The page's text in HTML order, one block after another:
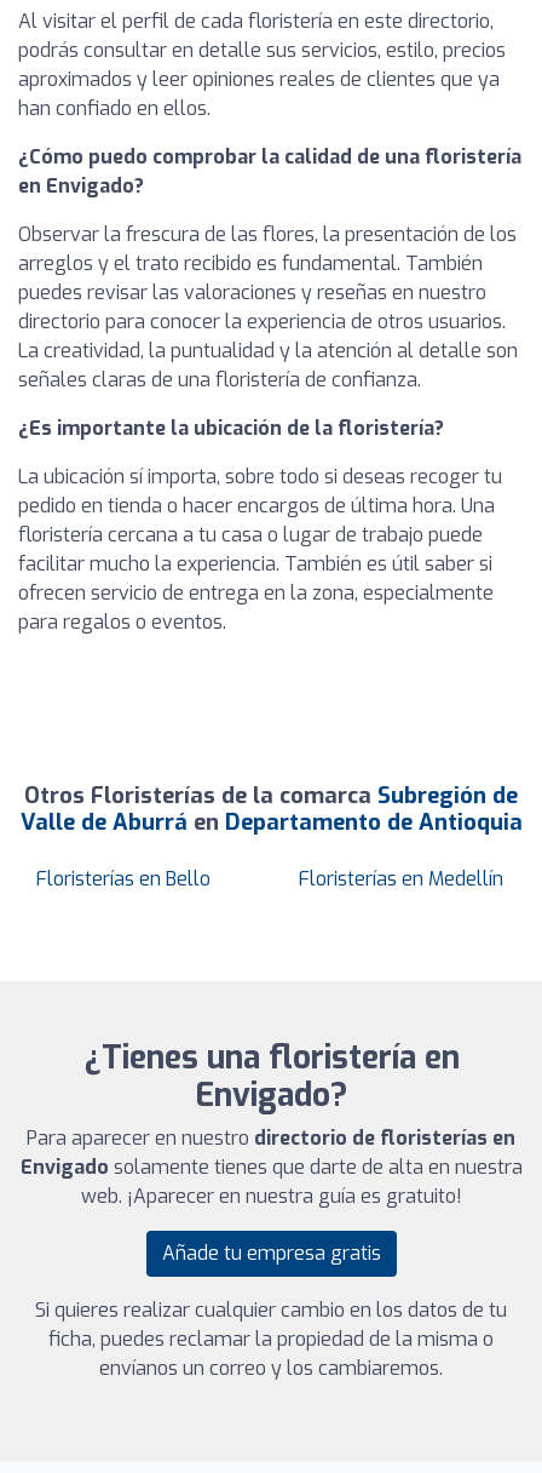
Al visitar el perfil de cada floristería en este directorio,
podrás consultar en detalle sus servicios, estilo, precios
aproximados y leer opiniones reales de clientes que ya
han confiado en ellos.
¿Cómo puedo comprobar la calidad de una floristería
en Envigado?
Observar la frescura de las flores, la presentación de los
arreglos y el trato recibido es fundamental. También
puedes revisar las valoraciones y reseñas en nuestro
directorio para conocer la experiencia de otros usuarios.
La creatividad, la puntualidad y la atención al detalle son
señales claras de una floristería de confianza.
¿Es importante la ubicación de la floristería?
La ubicación sí importa, sobre todo si deseas recoger tu
pedido en tienda o hacer encargos de última hora. Una
floristería cercana a tu casa o lugar de trabajo puede
facilitar mucho la experiencia. También es útil saber si
ofrecen servicio de entrega en la zona, especialmente
para regalos o eventos.
Otros Floristerías de la comarca Subregión de
Valle de Aburrá en Departamento de Antioquia
Floristerías en Bello Floristerías en Medellín
¿Tienes una floristería en
Envigado?
Para aparecer en nuestro directorio de floristerías en
Envigado solamente tienes que darte de alta en nuestra
web. ¡Aparecer en nuestra guía es gratuito!
Añade tu empresa gratis
Si quieres realizar cualquier cambio en los datos de tu
ficha, puedes reclamar la propiedad de la misma o
envíanos un correo y los cambiaremos.